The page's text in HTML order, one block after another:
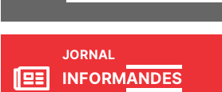
JORNAL
INFORMANDES